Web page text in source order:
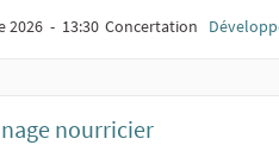
2026 - 13:30 Concertation
nourricier